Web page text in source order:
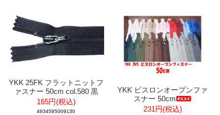
YKK 25FK フラットニットフ
ァスナー 50cm col.580 黒
165円(税込)
4934595009130
YKK ビスロンオープンファ
スナー 50cm
231円(税込)